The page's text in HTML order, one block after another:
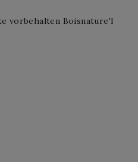
vorbehalten Boisnature'l